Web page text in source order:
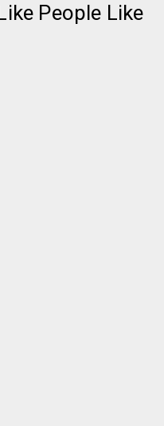
People Like